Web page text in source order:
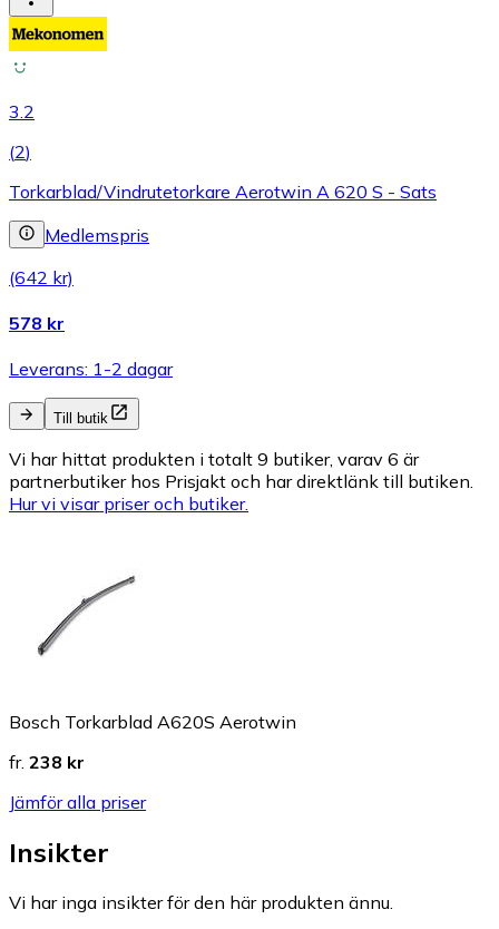
3.2
(2)
Torkarblad/Vindrutetorkare Aerotwin A 620 S - Sats
Medlemspris
(642 kr)
578 kr
Leverans: 1-2 dagar
Till butik
Vi har hittat produkten i totalt 9 butiker, varav 6 är
partnerbutiker hos Prisjakt och har direktlänk till butiken.
Hur vi visar priser och butiker.
Bosch Torkarblad A620S Aerotwin
fr. 238 kr
Jämför alla priser
Insikter
Vi har inga insikter för den här produkten ännu.